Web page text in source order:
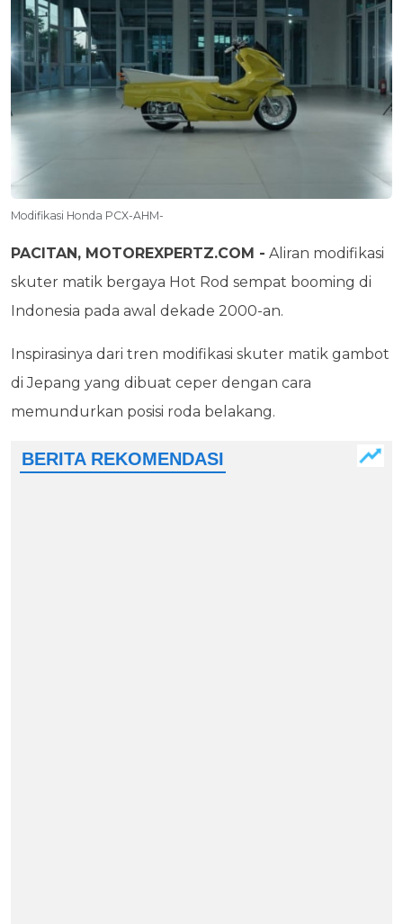
Modifikasi Honda PCX-AHM-
PACITAN, MOTOREXPERTZ.COM - Aliran modifikasi
skuter matik bergaya Hot Rod sempat booming di
Indonesia pada awal dekade 2000-an.
Inspirasinya dari tren modifikasi skuter matik gambot
di Jepang yang dibuat ceper dengan cara
memundurkan posisi roda belakang.